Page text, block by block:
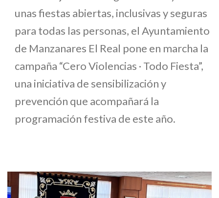
unas fiestas abiertas, inclusivas y seguras
para todas las personas, el Ayuntamiento
de Manzanares El Real pone en marcha la
campaña “Cero Violencias · Todo Fiesta”,
una iniciativa de sensibilización y
prevención que acompañará la
programación festiva de este año.